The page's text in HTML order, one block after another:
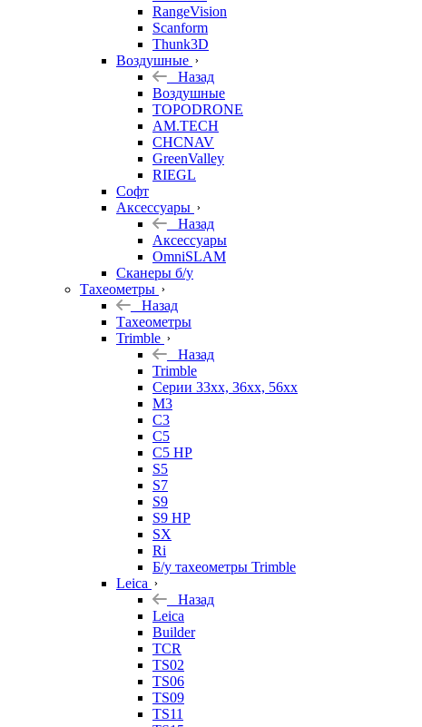
RangeVision
Scanform
Thunk3D
Воздушные
Назад
Воздушные
TOPODRONE
AM.TECH
CHCNAV
GreenValley
RIEGL
Софт
Аксессуары
Назад
Аксессуары
OmniSLAM
Сканеры б/у
Тахеометры
Назад
Тахеометры
Trimble
Назад
Trimble
Серии 33xx, 36xx, 56xx
M3
C3
C5
C5 HP
S5
S7
S9
S9 HP
SX
Ri
Б/у тахеометры Trimble
Leica
Назад
Leica
Builder
TCR
TS02
TS06
TS09
TS11